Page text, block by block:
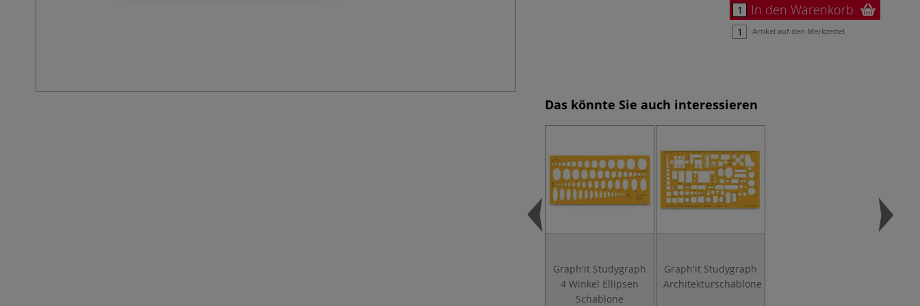
In den Warenkorb
Artikel auf den Merkzettel
Das könnte Sie auch interessieren
Graph'it Studygraph
4 Winkel Ellipsen
Schablone
Graph'it Studygraph
Architekturschablone